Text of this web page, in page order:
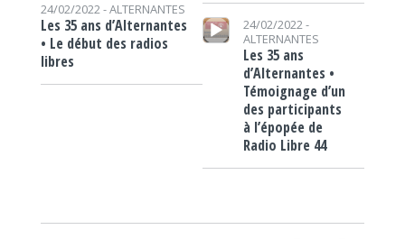
24/02/2022 -ALTERNANTES
Les 35 ans d’Alternantes
• Le début des radios
libres
Lecteur audio
24/02/2022 -
ALTERNANTES
Les 35 ans
d’Alternantes •
Témoignage d’un
des participants
à l’épopée de
Radio Libre 44